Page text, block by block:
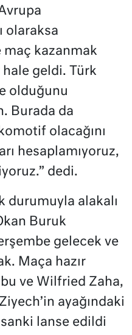
olaraksa
maç kazanmak
hale geldi. Türk
olduğunu
Burada da
olacağını
hesaplamıyoruz,
dedi.
durumuyla alakalı
Buruk
gelecek ve
Maça hazır
ve Wilfried Zaha,
ayağındaki
lanse edildi